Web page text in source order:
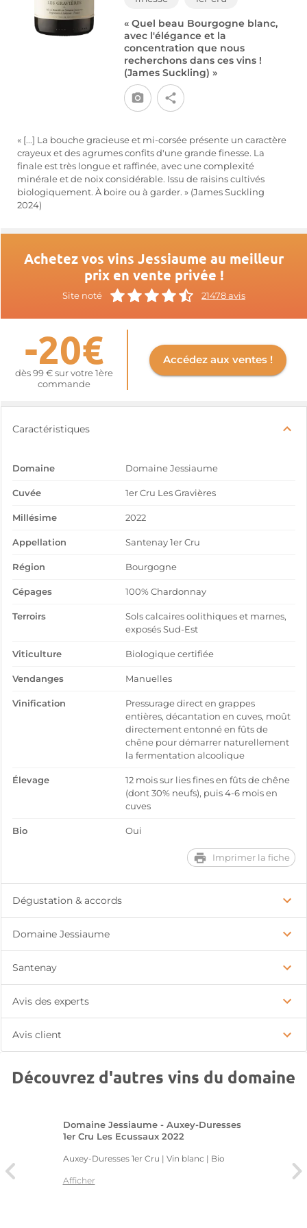
« Quel beau Bourgogne blanc,
avec l'élégance et la
concentration que nous
recherchons dans ces vins !
(James Suckling) »
« [...] La bouche gracieuse et mi-corsée présente un caractère
crayeux et des agrumes confits d'une grande finesse. La
finale est très longue et raffinée, avec une complexité
minérale et de noix considérable. Issu de raisins cultivés
biologiquement. À boire ou à garder. » (James Suckling
2024)
Achetez vos vins Jessiaume au meilleur
prix en vente privée !
Site noté 21478 avis
-20€
dès 99 € sur votre 1ère
commande
Accédez aux ventes !
Caractéristiques
Domaine Domaine Jessiaume
Cuvée 1er Cru Les Gravières
Millésime 2022
Appellation Santenay 1er Cru
Région Bourgogne
Cépages 100% Chardonnay
Terroirs
Sols calcaires oolithiques et marnes,
exposés Sud-Est
Viticulture Biologique certifiée
Vendanges Manuelles
Vinification
Pressurage direct en grappes
entières, décantation en cuves, moût
directement entonné en fûts de
chêne pour démarrer naturellement
la fermentation alcoolique
Élevage
12 mois sur lies fines en fûts de chêne
(dont 30% neufs), puis 4-6 mois en
cuves
Bio Oui
Imprimer la fiche
Dégustation & accords
Domaine Jessiaume
Santenay
Avis des experts
Avis client
Découvrez d'autres vins du domaine
Domaine Jessiaume - Auxey-Duresses
1er Cru Les Ecussaux 2022
Auxey-Duresses 1er Cru | Vin blanc | Bio
Afficher